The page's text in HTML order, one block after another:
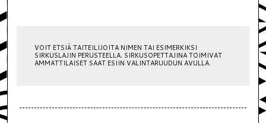
VOIT ETSIÄ TAITEILIJOITA NIMEN TAI ESIMERKIKSI
SIRKUSLAJIN PERUSTEELLA. SIRKUSOPETTAJINA TOIMIVAT
AMMATTILAISET SAAT ESIIN VALINTARUUDUN AVULLA.